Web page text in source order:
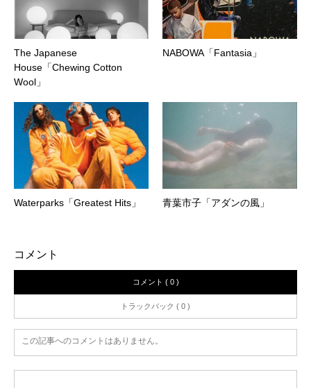
The Japanese
House「Chewing Cotton
Wool」
NABOWA「Fantasia」
Waterparks「Greatest Hits」 青葉市子「アダンの風」
コメント
コメント ( 0 )
トラックバック ( 0 )
この記事へのコメントはありません。